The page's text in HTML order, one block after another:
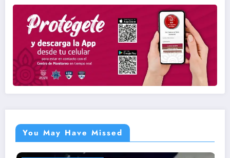
You May Have Missed